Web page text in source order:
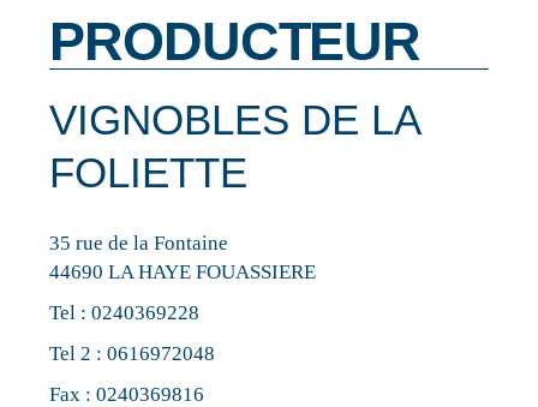
PRODUCTEUR
VIGNOBLES DE LA
FOLIETTE
35 rue de la Fontaine
44690 LA HAYE FOUASSIERE
Tel :0240369228
Tel 2 :0616972048
Fax : 0240369816